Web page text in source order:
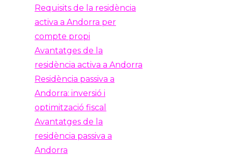
Requisits de la residència
activa a Andorra per
compte propi
Avantatges de la
residència activa a Andorra
Residència passiva a
Andorra: inversió i
optimització fiscal
Avantatges de la
residència passiva a
Andorra